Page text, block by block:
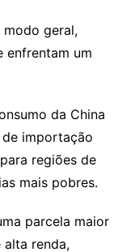
modo geral,
enfrentam um
da China
importação
regiões de
mais pobres.
parcela maior
renda,